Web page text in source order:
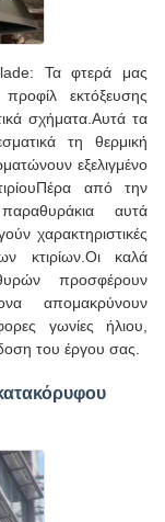
Τα φτερά μας
εκτόξευσης
σχήματα.Αυτά τα
τη θερμική
εξελιγμένο
από την
αυτά
χαρακτηριστικές
κτιρίων.Οι καλά
προσφέρουν
απομακρύνουν
γωνίες ήλιου,
του έργου σας.